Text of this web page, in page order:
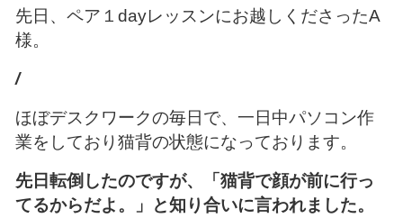
先日、ペア１dayレッスンにお越しくださったA
様。
/
ほぼデスクワークの毎日で、一日中パソコン作
業をしており猫背の状態になっております。
先日転倒したのですが、「猫背で顔が前に行っ
てるからだよ。」と知り合いに言われました。